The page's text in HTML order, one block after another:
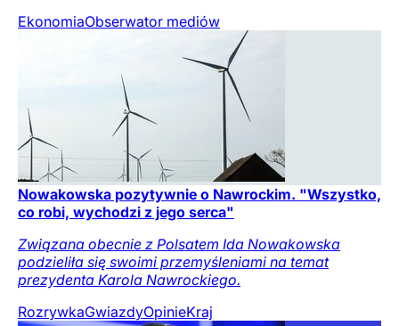
EkonomiaObserwator mediów
Nowakowska pozytywnie o Nawrockim. "Wszystko,
co robi, wychodzi z jego serca"
Związana obecnie z Polsatem Ida Nowakowska
podzieliła się swoimi przemyśleniami na temat
prezydenta Karola Nawrockiego.
RozrywkaGwiazdyOpinieKraj